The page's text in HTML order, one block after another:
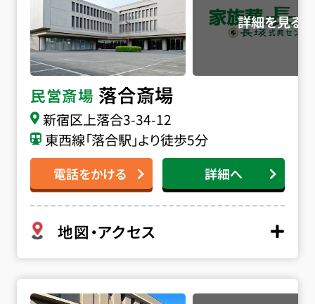
絡ください。
民営斎場 落合斎場
新宿区上落合3-34-12
東西線「落合駅」より徒歩5分
電話をかける 詳細へ
地図・アクセス
町屋斎場の詳細へ